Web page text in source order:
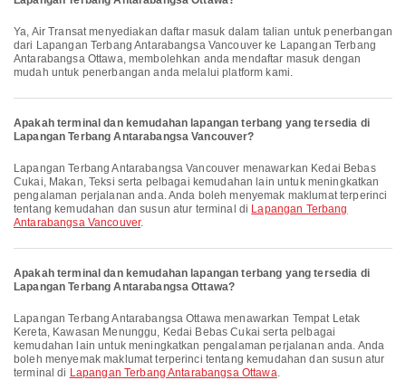
Ya, Air Transat menyediakan daftar masuk dalam talian untuk penerbangan
dari Lapangan Terbang Antarabangsa Vancouver ke Lapangan Terbang
Antarabangsa Ottawa, membolehkan anda mendaftar masuk dengan
mudah untuk penerbangan anda melalui platform kami.
Apakah terminal dan kemudahan lapangan terbang yang tersedia di
Lapangan Terbang Antarabangsa Vancouver?
Lapangan Terbang Antarabangsa Vancouver menawarkan Kedai Bebas
Cukai, Makan, Teksi serta pelbagai kemudahan lain untuk meningkatkan
pengalaman perjalanan anda. Anda boleh menyemak maklumat terperinci
tentang kemudahan dan susun atur terminal di Lapangan Terbang
Antarabangsa Vancouver.
Apakah terminal dan kemudahan lapangan terbang yang tersedia di
Lapangan Terbang Antarabangsa Ottawa?
Lapangan Terbang Antarabangsa Ottawa menawarkan Tempat Letak
Kereta, Kawasan Menunggu, Kedai Bebas Cukai serta pelbagai
kemudahan lain untuk meningkatkan pengalaman perjalanan anda. Anda
boleh menyemak maklumat terperinci tentang kemudahan dan susun atur
terminal di Lapangan Terbang Antarabangsa Ottawa.